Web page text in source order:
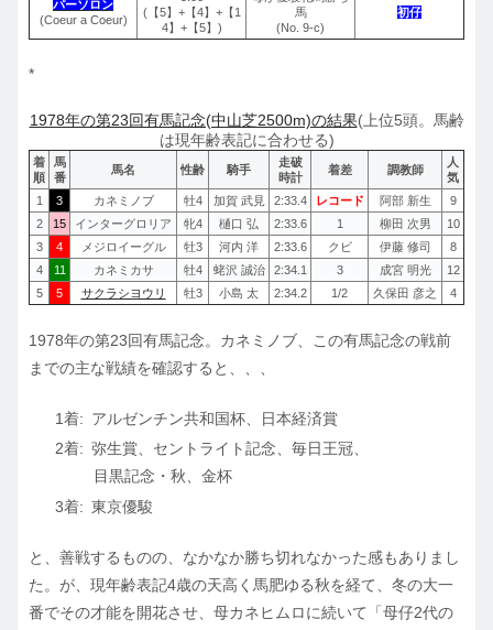
パーソロン
(Coeur a Coeur)
(【5】+【4】+【1
4】+【5】)
馬
(No. 9-c)
初仔
*
1978年の第23回有馬記念(中山芝2500m)の結果(上位5頭。馬齢
は現年齢表記に合わせる)
着
順
馬
番
馬名 性齢 騎手
走破
時計
着差 調教師
人
気
1
3 カネミノブ 牡4 加賀 武見 2:33.4 レコード 阿部 新生
9
2
15 インターグロリア 牝4 樋口 弘 2:33.6 1 柳田 次男
10
3
4 メジロイーグル 牡3 河内 洋 2:33.6 クビ 伊藤 修司
8
4
11 カネミカサ 牡4 蛯沢 誠治 2:34.1 3 成宮 明光
12
5
5 サクラシヨウリ 牡3 小島 太 2:34.2 1/2 久保田 彦之 4
1978年の第23回有馬記念。カネミノブ、この有馬記念の戦前
までの主な戦績を確認すると、、、
アルゼンチン共和国杯、日本経済賞
弥生賞、セントライト記念、毎日王冠、
目黒記念・秋、金杯
東京優駿
と、善戦するものの、なかなか勝ち切れなかった感もありまし
た。が、現年齢表記4歳の天高く馬肥ゆる秋を経て、冬の大一
番でその才能を開花させ、母カネヒムロに続いて「母仔2代の